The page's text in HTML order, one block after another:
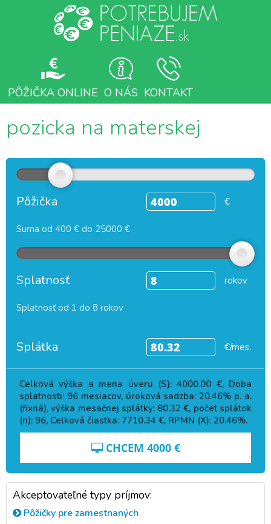
PÔŽIČKA ONLINE O NÁS KONTAKT
pozicka na materskej
Pôžička €
Suma od 400 € do 25000 €
Splatnosť rokov
Splatnosť od 1 do 8 rokov
Splátka €/mes.
Celková výška a mena úveru (S):4000.00 €, Doba
splatnosti: 96mesiacov, úroková sadzba:20.46% p. a.
(fixná), výška mesačnej splátky: 80.32 €, počet splátok
(n): 96, Celková čiastka: 7710.34 €, RPMN (X): 20.46%.
CHCEM 4000€
Akceptovateľné typy príjmov:
Pôžičky pre zamestnaných